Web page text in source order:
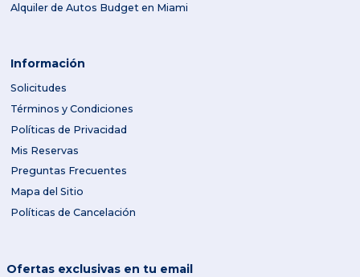
Alquiler de Autos Budget en Miami
Información
Solicitudes
Términos y Condiciones
Políticas de Privacidad
Mis Reservas
Preguntas Frecuentes
Mapa del Sitio
Políticas de Cancelación
Ofertas exclusivas en tu email